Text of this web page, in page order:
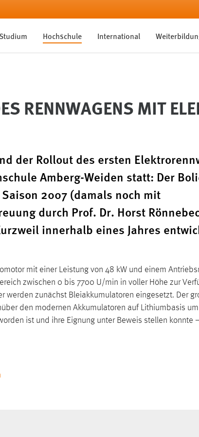
Studium Hochschule International
RENNWAGENS MIT
der Rollout des ersten
Amberg-Weiden statt: Der
2007 (damals noch mit
durch Prof. Dr. Horst
innerhalb eines Jahres
mit einer Leistung von 48 kW und einem
zwischen 0 bis 7700 U/min in voller Höhe zur
werden zunächst Bleiakkumulatoren eingesetzt. Der
den modernen Akkumulatoren auf Lithiumbasis
ist und ihre Eignung unter Beweis stellen